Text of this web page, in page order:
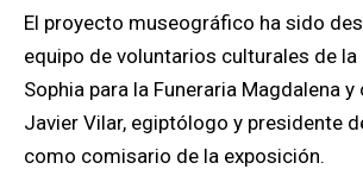
El proyecto museográfico ha sido
equipo de voluntarios culturales de la
Sophia para la Funeraria Magdalena y
Javier Vilar, egiptólogo y presidente
como comisario de la exposición.